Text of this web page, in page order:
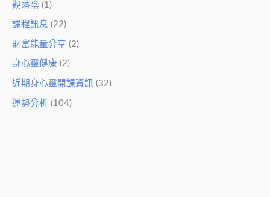
觀落陰 (1)
課程訊息 (22)
財富能量分享 (2)
身心靈健康 (2)
近期身心靈開課資訊 (32)
運勢分析 (104)